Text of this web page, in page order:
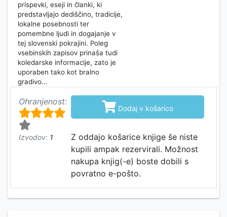
prispevki, eseji in članki, ki
predstavljajo dediščino, tradicije,
lokalne posebnosti ter
pomembne ljudi in dogajanje v
tej slovenski pokrajini. Poleg
vsebinskih zapisov prinaša tudi
koledarske informacije, zato je
uporaben tako kot bralno
gradivo…
Ohranjenost:
Izvodov: 1
 Dodaj v košarico
Z oddajo košarice knjige še niste
kupili ampak rezervirali. Možnost
nakupa knjig(-e) boste dobili s
povratno e-pošto.